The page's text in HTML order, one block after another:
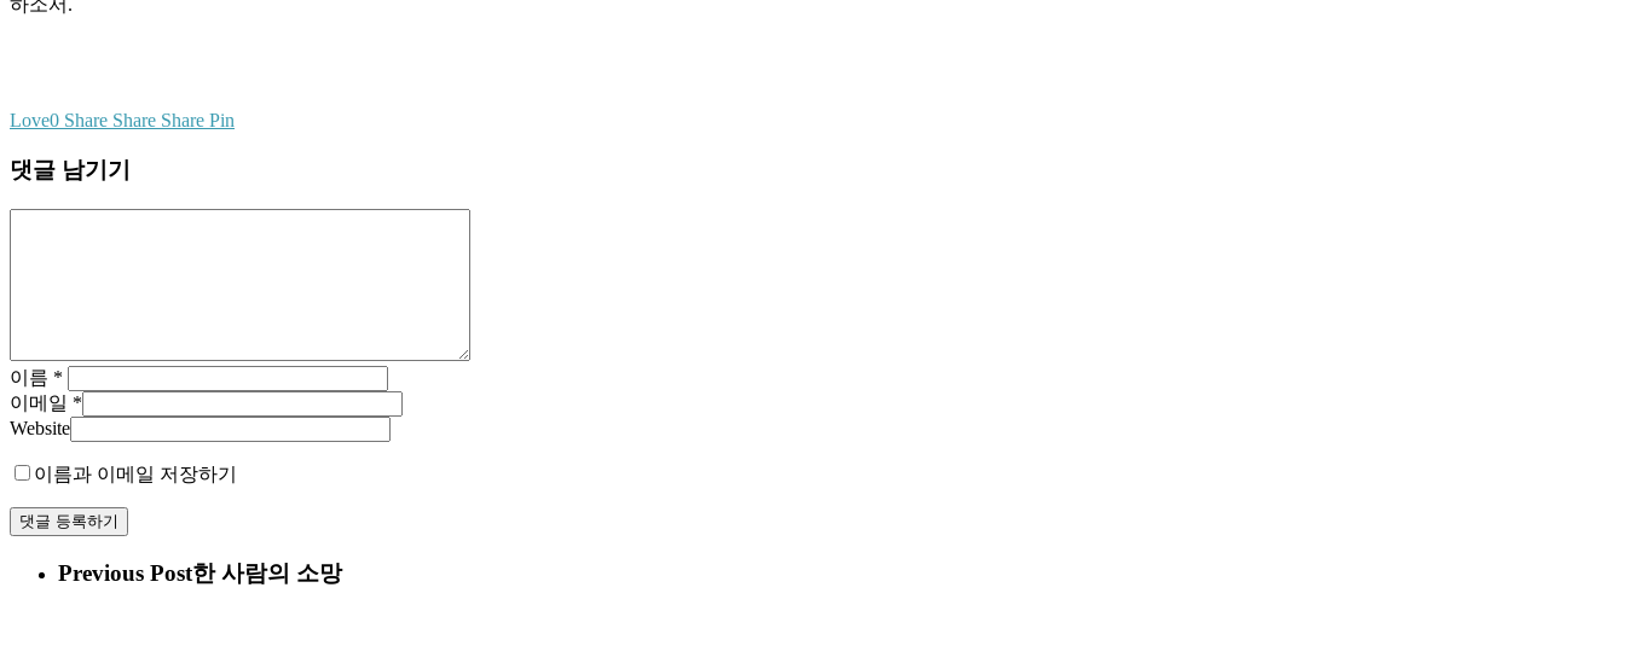
하소서.
Love0 Share Share Share Pin
댓글 남기기
이름 *
이메일 *
Website
이름과 이메일 저장하기
Previous Post한 사람의 소망